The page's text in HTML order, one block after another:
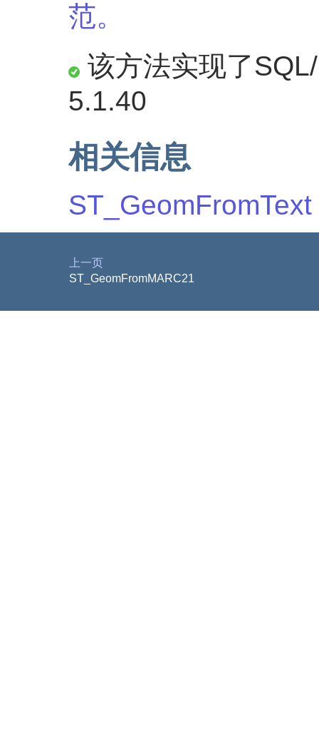
范。
该方法实现了
5.1.40
相关信息
ST_GeomFromText
上一页
ST_GeomFromMARC21